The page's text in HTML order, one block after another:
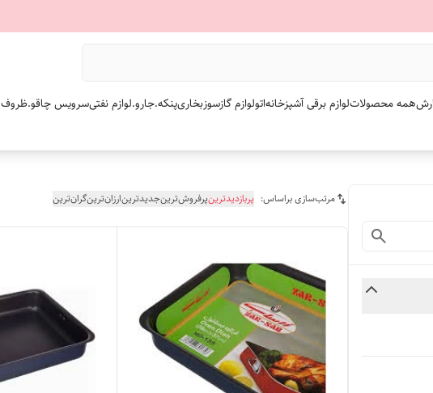
همه محصولاتلوازم برقی آشپزخانهاتولوازم گازسوزبخاریپنکه.جارو.لوازم نفتیسرویس چاقو.ظروف
مرتب‌سازی براساس: پربازدیدترینپرفروش‌ترینجدیدترینارزان‌ترینگران‌ترین